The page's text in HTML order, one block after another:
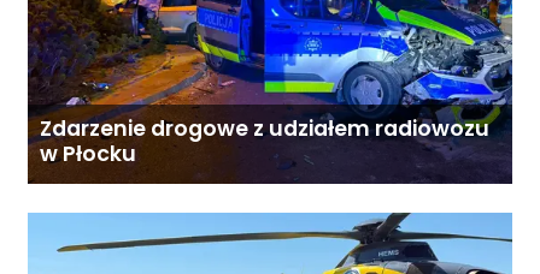
Zdarzenie drogowe z udziałem radiowozu
w Płocku